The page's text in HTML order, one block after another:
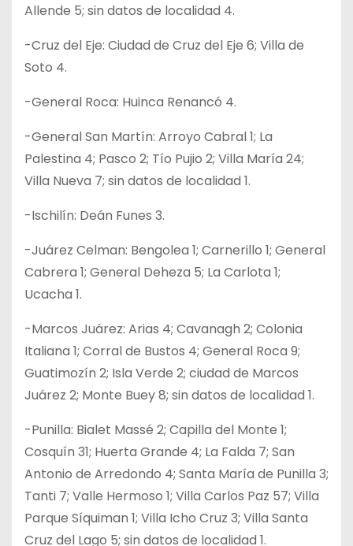
Allende 5; sin datos de localidad 4.
-Cruz del Eje: Ciudad de Cruz del Eje 6; Villa de
Soto 4.
-General Roca: Huinca Renancó 4.
-General San Martín: Arroyo Cabral 1; La
Palestina 4; Pasco 2; Tío Pujio 2; Villa María 24;
Villa Nueva 7; sin datos de localidad 1.
-Ischilín: Deán Funes 3.
-Juárez Celman: Bengolea 1; Carnerillo 1; General
Cabrera 1; General Deheza 5; La Carlota 1;
Ucacha 1.
-Marcos Juárez: Arias 4; Cavanagh 2; Colonia
Italiana 1; Corral de Bustos 4; General Roca 9;
Guatimozín 2; Isla Verde 2; ciudad de Marcos
Juárez 2; Monte Buey 8; sin datos de localidad 1.
-Punilla: Bialet Massé 2; Capilla del Monte 1;
Cosquín 31; Huerta Grande 4; La Falda 7; San
Antonio de Arredondo 4; Santa María de Punilla 3;
Tanti 7; Valle Hermoso 1; Villa Carlos Paz 57; Villa
Parque Síquiman 1; Villa Icho Cruz 3; Villa Santa
Cruz del Lago 5; sin datos de localidad 1.